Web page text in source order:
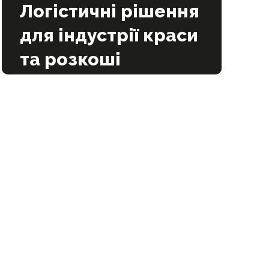
Логістичні рішення
для індустрії краси
та розкоші